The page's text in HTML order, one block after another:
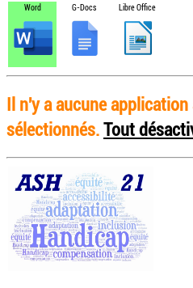
Word G-Docs Libre Office
Il n'y a aucune
sélectionnés.Tout